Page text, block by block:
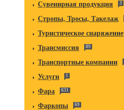
Сувенирная продукция 3
Стропы, Тросы, Такелаж
Туристическое снаряжение
Трансмиссия 89
Транспортные компании
Услуги 1
Фара 631
Фаркопы 69